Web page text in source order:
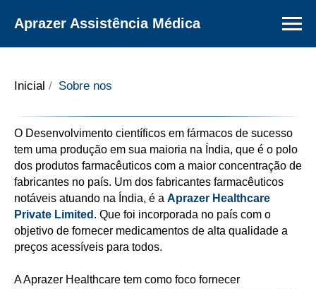
Aprazer Assistência Médica
Inicial / Sobre nos
O Desenvolvimento científicos em fármacos de sucesso
tem uma produção em sua maioria na Índia, que é o polo
dos produtos farmacêuticos com a maior concentração de
fabricantes no país. Um dos fabricantes farmacêuticos
notáveis atuando na Índia, é a Aprazer Healthcare
Private Limited . Que foi incorporada no país com o
objetivo de fornecer medicamentos de alta qualidade a
preços acessíveis para todos.
A Aprazer Healthcare tem como foco fornecer